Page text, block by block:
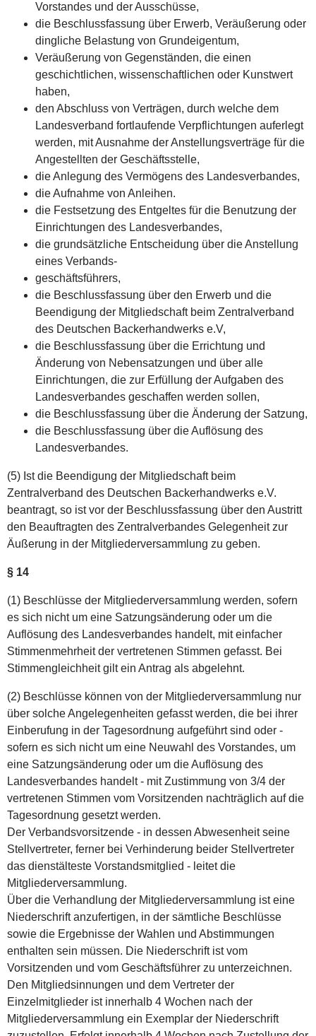
Vorstandes und der Ausschüsse,
die Beschlussfassung über Erwerb, Veräußerung oder
dingliche Belastung von Grundeigentum,
Veräußerung von Gegenständen, die einen
geschichtlichen, wissenschaftlichen oder Kunstwert
haben,
den Abschluss von Verträgen, durch welche dem
Landesverband fortlaufende Verpflichtungen auferlegt
werden, mit Ausnahme der Anstellungsverträge für die
Angestellten der Geschäftsstelle,
die Anlegung des Vermögens des Landesverbandes,
die Aufnahme von Anleihen.
die Festsetzung des Entgeltes für die Benutzung der
Einrichtungen des Landesverbandes,
die grundsätzliche Entscheidung über die Anstellung
eines Verbands-
geschäftsführers,
die Beschlussfassung über den Erwerb und die
Beendigung der Mitgliedschaft beim Zentralverband
des Deutschen Backerhandwerks e.V,
die Beschlussfassung über die Errichtung und
Änderung von Nebensatzungen und über alle
Einrichtungen, die zur Erfüllung der Aufgaben des
Landesverbandes geschaffen werden sollen,
die Beschlussfassung über die Änderung der Satzung,
die Beschlussfassung über die Auflösung des
Landesverbandes.
(5) Ist die Beendigung der Mitgliedschaft beim
Zentralverband des Deutschen Backerhandwerks e.V.
beantragt, so ist vor der Beschlussfassung über den Austritt
den Beauftragten des Zentralverbandes Gelegenheit zur
Äußerung in der Mitgliederversammlung zu geben.
§ 14
(1) Beschlüsse der Mitgliederversammlung werden, sofern
es sich nicht um eine Satzungsänderung oder um die
Auflösung des Landesverbandes handelt, mit einfacher
Stimmenmehrheit der vertretenen Stimmen gefasst. Bei
Stimmengleichheit gilt ein Antrag als abgelehnt.
(2) Beschlüsse können von der Mitgliederversammlung nur
über solche Angelegenheiten gefasst werden, die bei ihrer
Einberufung in der Tagesordnung aufgeführt sind oder -
sofern es sich nicht um eine Neuwahl des Vorstandes, um
eine Satzungsänderung oder um die Auflösung des
Landesverbandes handelt - mit Zustimmung von 3/4 der
vertretenen Stimmen vom Vorsitzenden nachträglich auf die
Tagesordnung gesetzt werden.
Der Verbandsvorsitzende - in dessen Abwesenheit seine
Stellvertreter, ferner bei Verhinderung beider Stellvertreter
das dienstälteste Vorstandsmitglied - leitet die
Mitgliederversammlung.
Über die Verhandlung der Mitgliederversammlung ist eine
Niederschrift anzufertigen, in der sämtliche Beschlüsse
sowie die Ergebnisse der Wahlen und Abstimmungen
enthalten sein müssen. Die Niederschrift ist vom
Vorsitzenden und vom Geschäftsführer zu unterzeichnen.
Den Mitgliedsinnungen und dem Vertreter der
Einzelmitglieder ist innerhalb 4 Wochen nach der
Mitgliederversammlung ein Exemplar der Niederschrift